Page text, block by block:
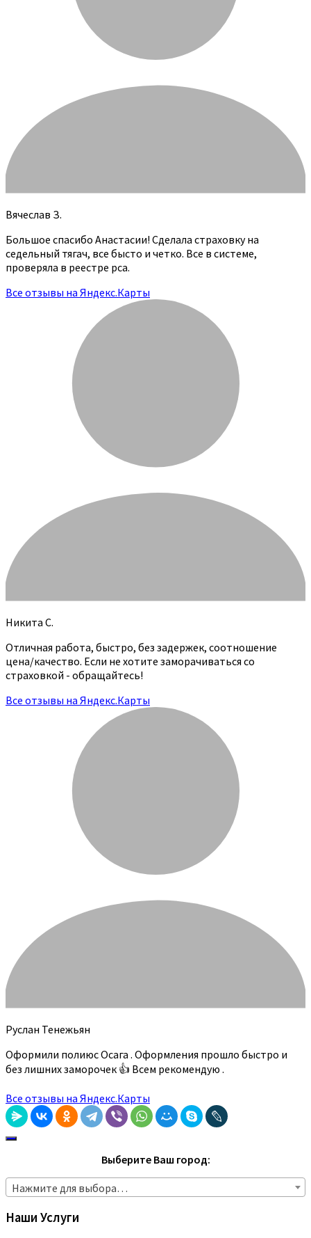
Вячеслав З.
Большое спасибо Анастасии! Сделала страховку на
седельный тягач, все бысто и четко. Все в системе,
проверяла в реестре рса.
Все отзывы на Яндекс.Карты
Никита С.
Отличная работа, быстро, без задержек, соотношение
цена/качество. Если не хотите заморачиваться со
страховкой - обращайтесь!
Все отзывы на Яндекс.Карты
Руслан Тенежьян
Оформили полиюс Осага . Оформления прошло быстро и
без лишних заморочек 👍 Всем рекомендую .
Все отзывы на Яндекс.Карты
Выберите Ваш город:
Нажмите для выбора…
Наши Услуги